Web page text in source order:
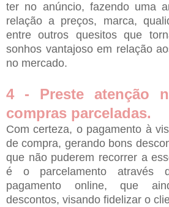
ter no anúncio, fazendo uma
relação a preços, marca,
entre outros quesitos que
sonhos vantajoso em relação
no mercado.
4 - Preste atenção
compras parceladas.
Com certeza, o pagamento à
de compra, gerando bons
que não puderem recorrer a
é o parcelamento através
pagamento online, que
descontos, visando fidelizar o